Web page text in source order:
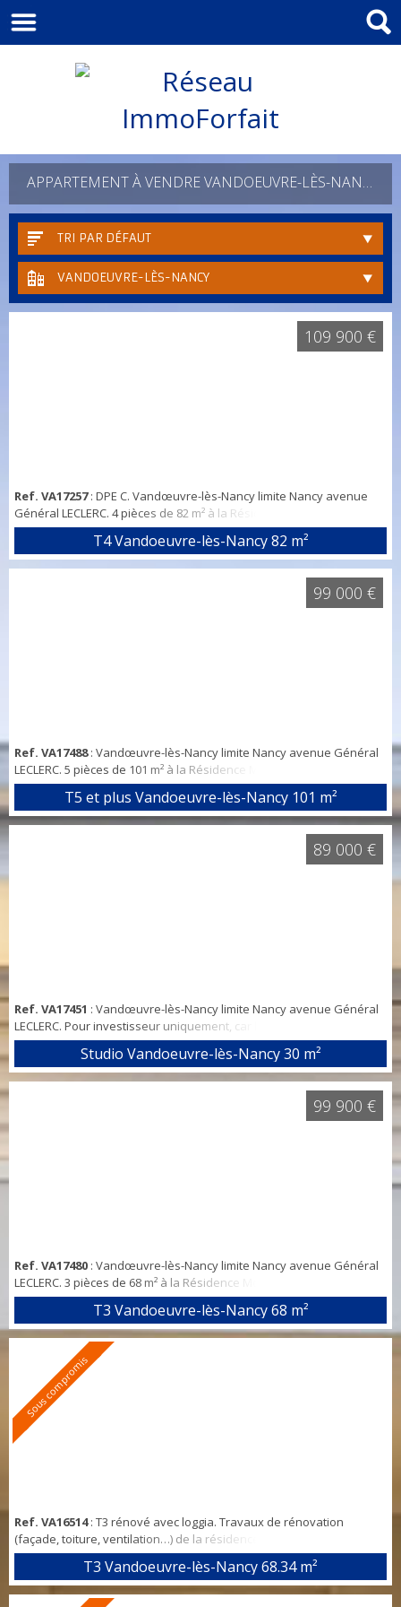
APPARTEMENT À VENDRE VANDOEUVRE-LÈS-NANCY
TRI PAR DÉFAUT
VANDOEUVRE-LÈS-NANCY
Ref. VA17257: DPE C. Vandœuvre-lès-Nancy limite Nancy avenue
Général LECLERC. 4 pièces de 82 m² à la Résidence Montet Octroi :
T4 lumineux (expo SUD-OUEST), entrée/dégagement avec placards,
salon, grande cuisine de 20m² (possibilité d'ouvrir sur le salon), 3
chambres (avec placards), SDB, WC indépendant, cellier/buanderie,
parking souterrain et cave. Double vitrage en aluminium. Toutes les
T4 Vandoeuvre-lès-Nancy82 m²
109 900 €
Ref. VA17488: Vandœuvre-lès-Nancy limite Nancy avenue Général
LECLERC. 5 pièces de 101 m² à la Résidence Montet Octroi : T5
lumineux (expo SUD-OUEST) avec vue dégagée,
entrée/dégagement avec un placard de qualité, séjour de 25m²,
cuisine à moderniser (indépendante avec possibilité d'ouvrir sur le
séjour), loggia, 3 chambres, bureau avec placard ou 4ème petite
T5 et plus Vandoeuvre-lès-Nancy 101 m²
99 000 €
Ref. VA17451 : Vandœuvre-lès-Nancy limite Nancy avenue Général
LECLERC. Pour investisseur uniquement, car le bien est loué. Studio
double (type Studiome avec 2 chambres, 2 SDB et une cuisine
commune) de 30 m² à la Résidence Les Lauréades : Studio double
en bon état et lumineux (expo SUD), chaque chambre a son entrée
indépendante, son placard, sa salle de douche avec WC, les 2
Studio Vandoeuvre-lès-Nancy30 m²
89 000 €
Ref. VA17480 : Vandœuvre-lès-Nancy limite Nancy avenue Général
LECLERC. 3 pièces de 68 m² à la Résidence Montet Octroi : T3 en bon
état et lumineux (expo SUD-OUEST), entrée/dégagement, salon,
grande cuisine de 14m² (possibilité d'ouvrir sur le salon), loggia, 2
chambres, SDB, WC indépendant, parking souterrain et cave.
Double vitrage en aluminium. Toutes les commodités en bas de la
résidence (bus, comm...
T3 Vandoeuvre-lès-Nancy68 m²
99 900 €
Sous compromis
Ref. VA16514: T3 rénové avec loggia. Travaux de rénovation
(façade, toiture, ventilation…) de la résidence effectués et payés
par le vendeur. Entre les Nations et la mairie, résidence « les villes
de France » : Belle rénovation récente pour cet appartement,
placards dans l’entrée, cuisine équipée, séjour avec loggia exposée
T3 Vandoeuvre-lès-Nancy68.34 m²